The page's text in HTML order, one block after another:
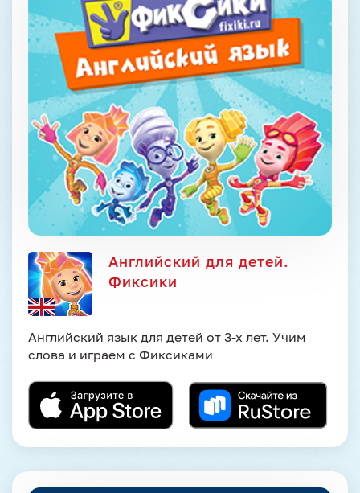
Английский для детей.
Фиксики
Английский язык для детей от 3-х лет. Учим
слова и играем с Фиксиками